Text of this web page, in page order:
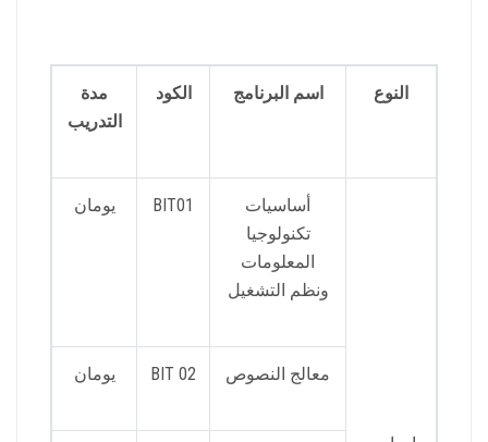
النوع اسم البرنامج الكود
مدة
التدريب
أساسيات
تكنولوجيا
المعلومات
ونظم التشغيل
BIT01 يومان
معالج النصوص BIT 02 يومان